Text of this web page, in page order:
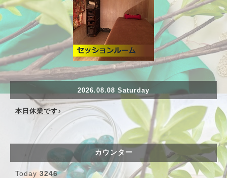
2026.08.08 Saturday
本日休業です♪
カウンター
Today 3246